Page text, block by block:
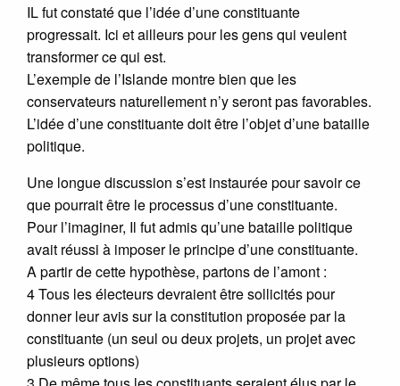
IL fut constaté que l’idée d’une constituante
progressait. Ici et ailleurs pour les gens qui veulent
transformer ce qui est.
L’exemple de l’Islande montre bien que les
conservateurs naturellement n’y seront pas favorables.
L’idée d’une constituante doit être l’objet d’une bataille
politique.
Une longue discussion s’est instaurée pour savoir ce
que pourrait être le processus d’une constituante.
Pour l’imaginer, Il fut admis qu’une bataille politique
avait réussi à imposer le principe d’une constituante.
A partir de cette hypothèse, partons de l’amont :
4 Tous les électeurs devraient être sollicités pour
donner leur avis sur la constitution proposée par la
constituante (un seul ou deux projets, un projet avec
plusieurs options)